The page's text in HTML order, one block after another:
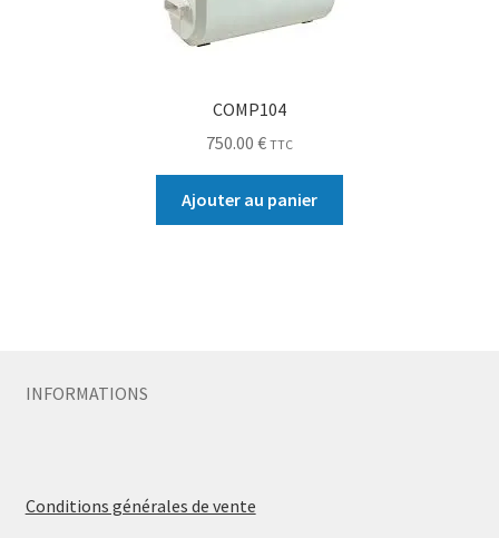
COMP104
750.00 € TTC
Ajouter au panier
INFORMATIONS
Conditions générales de vente